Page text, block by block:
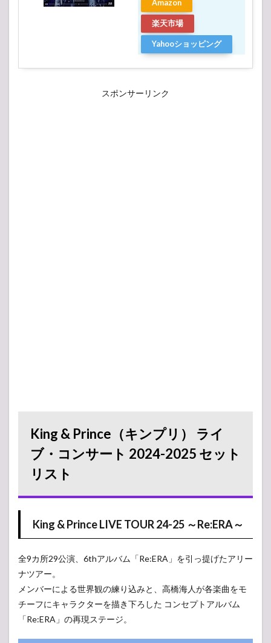
Amazon
楽天市場
Yahooショッピング
スポンサーリンク
King & Prince（キンプリ） ライ
ブ・コンサート 2024-2025 セット
リスト
King & Prince LIVE TOUR 24-25 ～Re:ERA～
全9カ所29公演、6thアルバム「Re:ERA」を引っ提げたアリー
ナツアー。
メンバーによる世界観の練り込みと、高橋海人が各楽曲をモ
チーフにキャラクターを描き下ろした コンセプトアルバム
「Re:ERA」の再現ステージ。